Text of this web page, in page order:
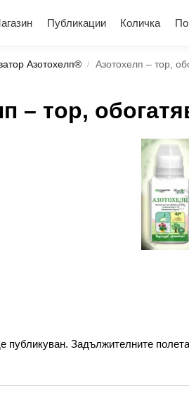
Публикации Количка
Азотохелп® / Азотохелп – тор,
– тор,
публикуван. Задължителните